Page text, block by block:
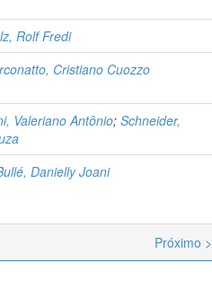
Rolf Fredi
Cristiano Cuozzo
Valeriano Antônio; Schneider,
Danielly Joani
Próximo >